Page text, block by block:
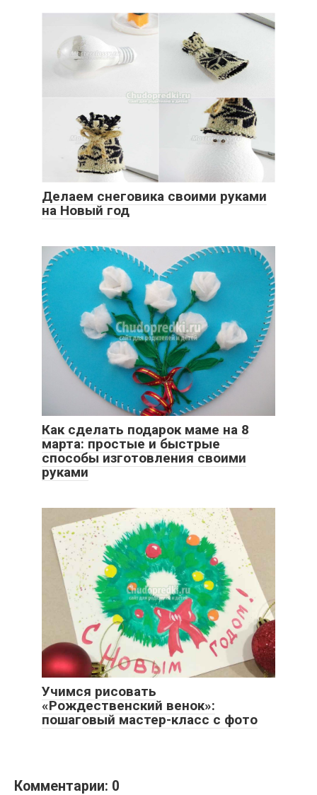
Делаем снеговика своими руками
на Новый год
Как сделать подарок маме на 8
марта: простые и быстрые
способы изготовления своими
руками
Учимся рисовать
«Рождественский венок»:
пошаговый мастер-класс с фото
Комментарии: 0